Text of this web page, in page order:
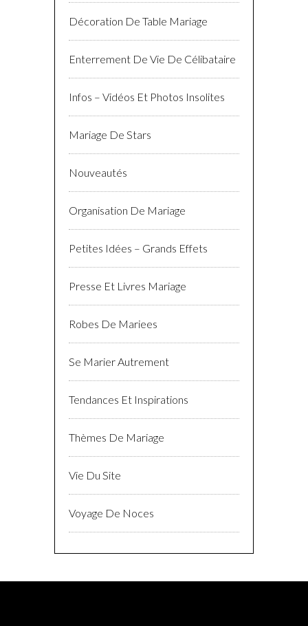
Décoration De Table Mariage
Enterrement De Vie De Célibataire
Infos – Vidéos Et Photos Insolites
Mariage De Stars
Nouveautés
Organisation De Mariage
Petites Idées – Grands Effets
Presse Et Livres Mariage
Robes De Mariees
Se Marier Autrement
Tendances Et Inspirations
Thèmes De Mariage
Vie Du Site
Voyage De Noces